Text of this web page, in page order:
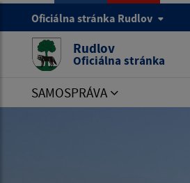
Oficiálna stránka Rudlov
Rudlov
Oficiálna stránka
SAMOSPRÁVA